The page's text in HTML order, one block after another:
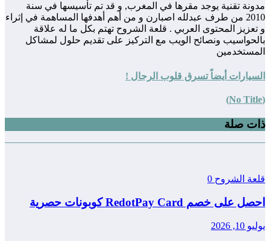
مدونة تقنية يوجد مقرها في المغرب, و قد تم تأسيسها في سنة
2010 من طرف عبدلله اصبارن و من أهم أهدفها المساهمة في إثراء
و تعزيز المحتوى العربي . قلعة الشروح تهتم بكل ما له علاقة
بالحواسيب ونصائح الويب مع التركيز على تقديم حلول لمشاكل
المستخدمين
السيارات أيضاً تسرق قلوب الرجال !
(No Title)
ذات صلة
قلعة الشروح 0
احصل على خصم RedotPay Card كوبونات حصرية
يوليو 10, 2026